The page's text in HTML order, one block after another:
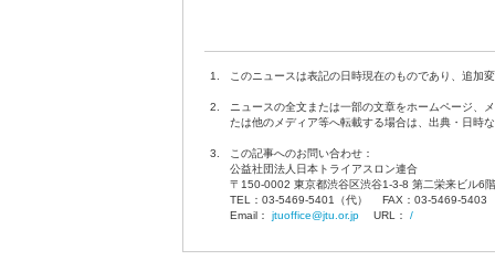
1. このニュースは表記の日時現在のものであり、追加
2.
ニュースの全文または一部の文章をホームページ、
たは他のメディア等へ転載する場合は、出典・日時
3.
この記事へのお問い合わせ：
公益社団法人日本トライアスロン連合
〒150-0002 東京都渋谷区渋谷1-3-8 第二栄来ビル6階
TEL：03-5469-5401（代） FAX：03-5469-
Email： jtuoffice@jtu.or.jpURL： /